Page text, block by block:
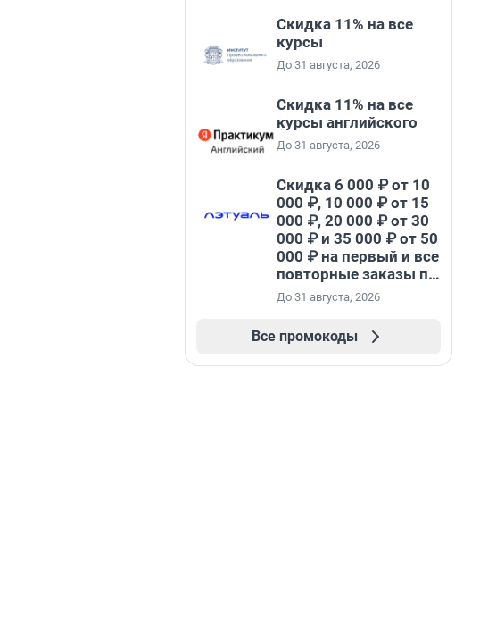
Скидка 11% на все
курсы
До 31 августа, 2026
Скидка 11% на все
курсы английского
До 31 августа, 2026
Скидка 6 000 ₽ от 10
000 ₽, 10 000 ₽ от 15
000 ₽, 20 000 ₽ от 30
000 ₽ и 35 000 ₽ от 50
000 ₽ на первый и все
повторные заказы по
промокоду НАБЕРИ
До 31 августа, 2026
Все промокоды